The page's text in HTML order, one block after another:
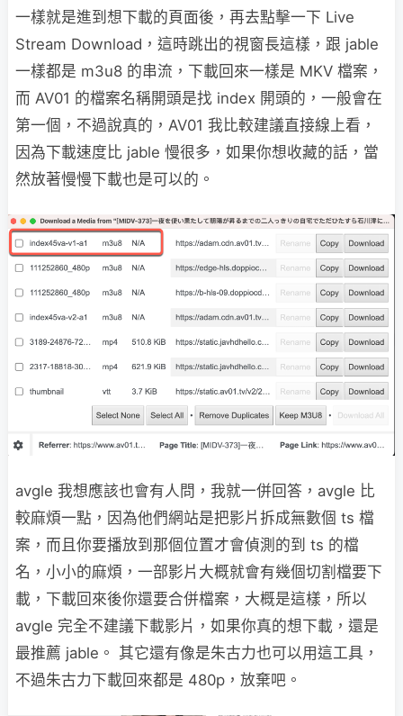
一樣就是進到想下載的頁面後，再去點擊一下 Live
Stream Download，這時跳出的視窗長這樣，跟 jable
一樣都是 m3u8 的串流，下載回來一樣是 MKV 檔案，
而 AV01 的檔案名稱開頭是找 index 開頭的，一般會在
第一個，不過說真的，AV01 我比較建議直接線上看，
因為下載速度比 jable 慢很多，如果你想收藏的話，當
然放著慢慢下載也是可以的。
avgle 我想應該也會有人問，我就一併回答，avgle 比
較麻煩一點，因為他們網站是把影片拆成無數個 ts 檔
案，而且你要播放到那個位置才會偵測的到 ts 的檔
名，小小的麻煩，一部影片大概就會有幾個切割檔要下
載，下載回來後你還要合併檔案，大概是這樣，所以
avgle 完全不建議下載影片，如果你真的想下載，還是
最推薦 jable。 其它還有像是朱古力也可以用這工具，
不過朱古力下載回來都是 480p，放棄吧。